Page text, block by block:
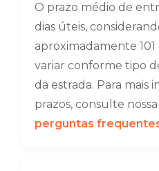
O prazo médio de
dias úteis,
aproximadamente
variar conforme tipo
da estrada. Para mais
prazos, consulte nossa
perguntas